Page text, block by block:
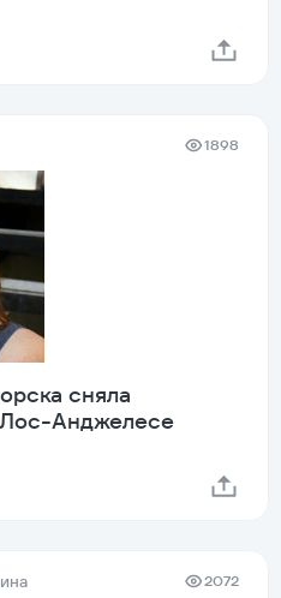
1898
сняла
Лос-Анджелесе
2072